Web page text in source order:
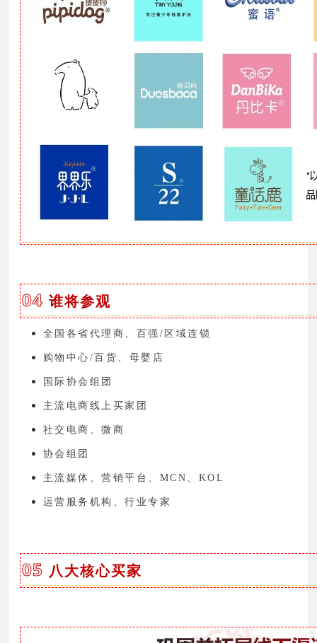
04 谁将参观
全国各省代理商、百强/区域连锁
购物中心/百货、母婴店
国际协会组团
主流电商线上买家团
社交电商、微商
协会组团
主流媒体、营销平台、MCN、KOL
运营服务机构、行业专家
05 八大核心买家